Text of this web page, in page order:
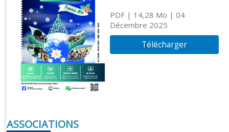
PDF| 14,28 Mo | 04
Décembre 2025
Télécharger
ASSOCIATIONS